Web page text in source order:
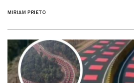
MIRIAM PRIETO